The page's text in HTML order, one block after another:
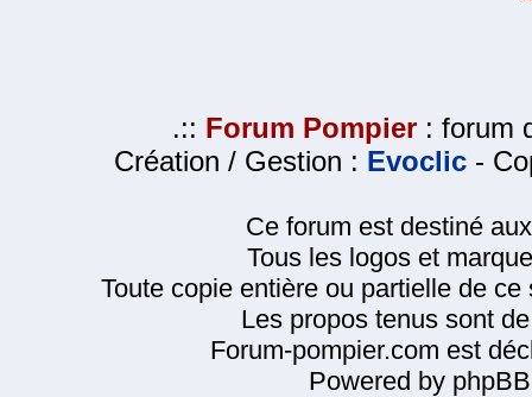
.:: Forum Pompier : forum
Création / Gestion : Evoclic -
Ce forum est destiné
Tous les logos et
Toute copie entière ou partielle de
Les propos tenus sont
Forum-pompier.com est
Powered by